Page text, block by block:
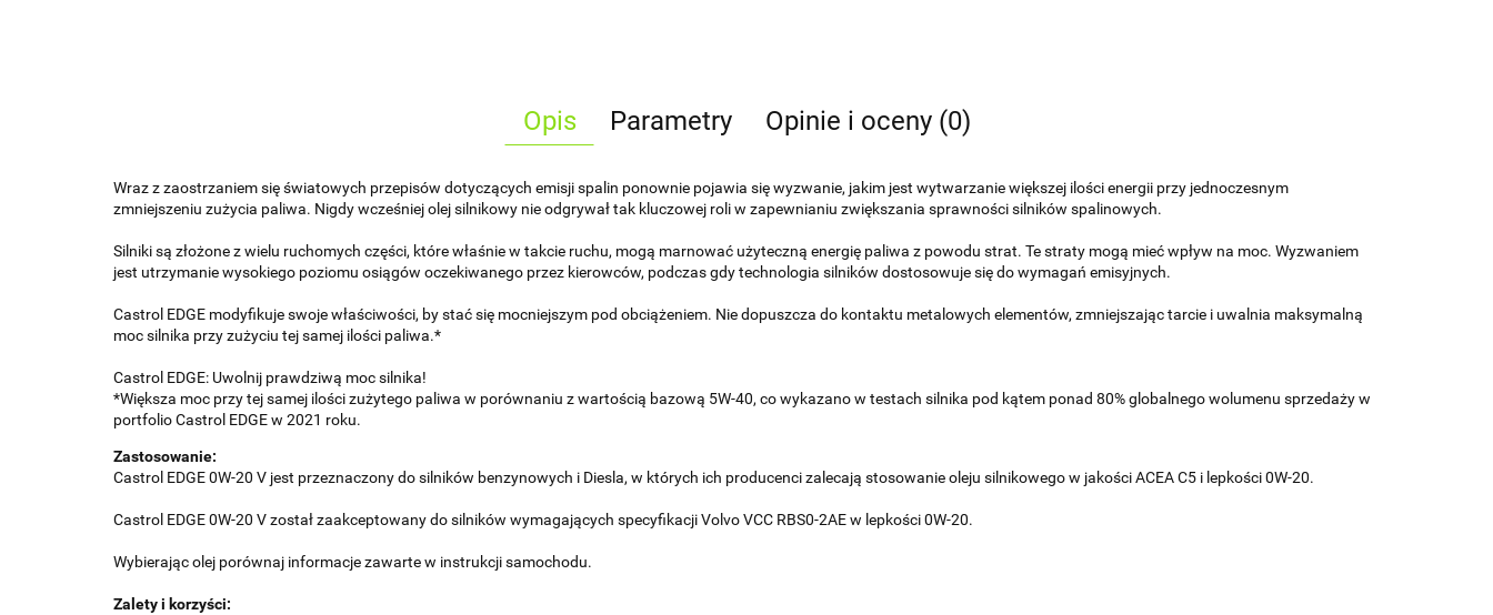
Opis Parametry Opinie i oceny (0)
Wraz z zaostrzaniem się światowych przepisów dotyczących emisji spalin ponownie pojawia się wyzwanie, jakim jest wytwarzanie większej ilości energii przy jednoczesnym
zmniejszeniu zużycia paliwa. Nigdy wcześniej olej silnikowy nie odgrywał tak kluczowej roli w zapewnianiu zwiększania sprawności silników spalinowych.
Silniki są złożone z wielu ruchomych części, które właśnie w takcie ruchu, mogą marnować użyteczną energię paliwa z powodu strat. Te straty mogą mieć wpływ na moc. Wyzwaniem
jest utrzymanie wysokiego poziomu osiągów oczekiwanego przez kierowców, podczas gdy technologia silników dostosowuje się do wymagań emisyjnych.
Castrol EDGE modyfikuje swoje właściwości, by stać się mocniejszym pod obciążeniem. Nie dopuszcza do kontaktu metalowych elementów, zmniejszając tarcie i uwalnia maksymalną
moc silnika przy zużyciu tej samej ilości paliwa.*
Castrol EDGE: Uwolnij prawdziwą moc silnika!
*Większa moc przy tej samej ilości zużytego paliwa w porównaniu z wartością bazową 5W-40, co wykazano w testach silnika pod kątem ponad 80% globalnego wolumenu sprzedaży w
portfolio Castrol EDGE w 2021 roku.
Zastosowanie:
Castrol EDGE 0W-20 V jest przeznaczony do silników benzynowych i Diesla, w których ich producenci zalecają stosowanie oleju silnikowego w jakości ACEA C5 i lepkości 0W-20.
Castrol EDGE 0W-20 V został zaakceptowany do silników wymagających specyfikacji Volvo VCC RBS0-2AE w lepkości 0W-20.
Wybierając olej porównaj informacje zawarte w instrukcji samochodu.
Zalety i korzyści: